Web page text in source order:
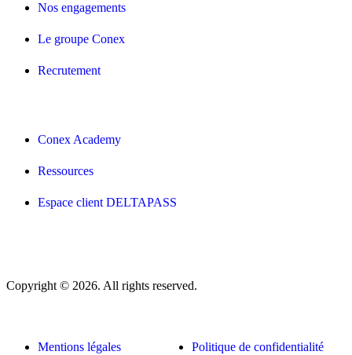
Nos engagements
Le groupe Conex
Recrutement
Conex Academy
Ressources
Espace client DELTAPASS
Copyright © 2026. All rights reserved.
Mentions légales Politique de confidentialité